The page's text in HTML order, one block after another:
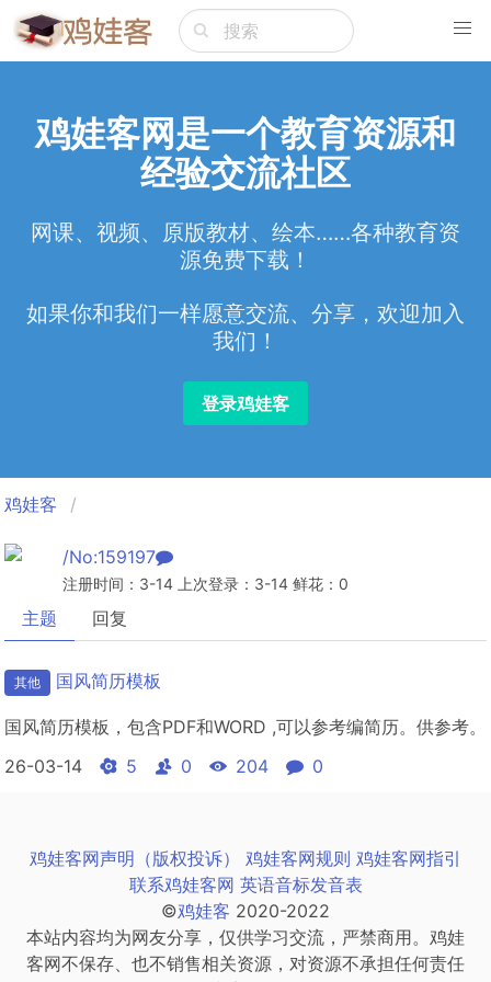
鸡娃客网是一个教育资源和
经验交流社区
网课、视频、原版教材、绘本……各种教育资
源免费下载！
如果你和我们一样愿意交流、分享，欢迎加入
我们！
登录鸡娃客
鸡娃客
/No:159197
注册时间：3-14 上次登录：3-14 鲜花：0
主题 回复
其他 国风简历模板
国风简历模板，包含PDF和WORD ,可以参考编简历。供参考。
26-03-14
5 0 204 0
鸡娃客网声明（版权投诉） 鸡娃客网规则 鸡娃客网指引
联系鸡娃客网 英语音标发音表
©鸡娃客 2020-2022
本站内容均为网友分享，仅供学习交流，严禁商用。鸡娃
客网不保存、也不销售相关资源，对资源不承担任何责任